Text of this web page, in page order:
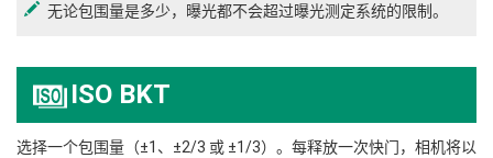
无论包围量是多少，曝光都不会超过曝光测定系统的限制。
ISO BKT
选择一个包围量（±1、±2/3 或 ±1/3）。每释放一次快门，相机将以